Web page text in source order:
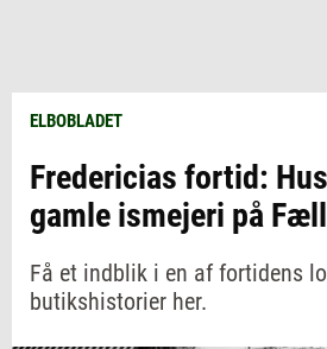
ELBOBLADET
Fredericias fortid:
gamle ismejeri på
Få et indblik i en af fortidens
butikshistorier her.